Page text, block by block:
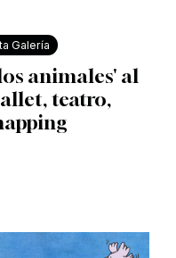
Galería
animales' al
teatro,